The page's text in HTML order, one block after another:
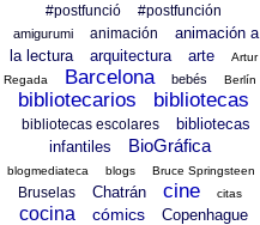
#postfunció #postfunción
amigurumi animación
animación a
la lectura
arquitectura arte
Artur
Regada
Barcelona bebés Berlín
bibliotecarios bibliotecas
bibliotecas escolares
bibliotecas
infantiles
BioGráfica
blogmediateca blogs Bruce Springsteen
Bruselas Chatrán cine citas
cocina cómics Copenhague